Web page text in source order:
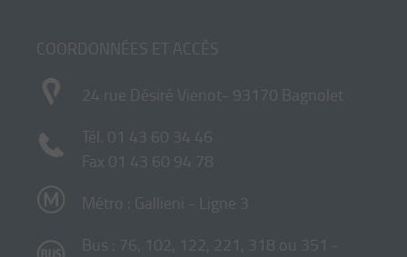
COORDONNÉES ET ACCÈS
24 rue Désiré Vienot- 93170 Bagnolet
Tél. 01 43 60 34 46
Fax 01 43 60 94 78
Métro : Gallieni - Ligne 3
Bus : 76, 102, 122, 221, 318 ou 351 -